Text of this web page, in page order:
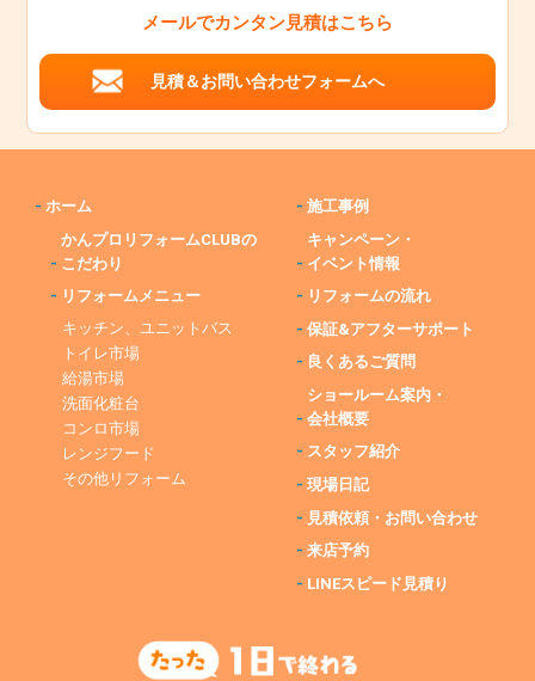
メールでカンタン見積はこちら
見積＆お問い合わせフォームへ
-ホーム
-
かんプロリフォームCLUBの
こだわり
- リフォームメニュー
キッチン、ユニットバス
トイレ市場
給湯市場
洗面化粧台
コンロ市場
レンジフード
その他リフォーム
-施工事例
-
キャンペーン・
イベント情報
- リフォームの流れ
-保証&アフターサポート
- 良くあるご質問
-
ショールーム案内・
会社概要
- スタッフ紹介
-現場日記
- 見積依頼・お問い合わせ
-来店予約
- LINEスピード見積り